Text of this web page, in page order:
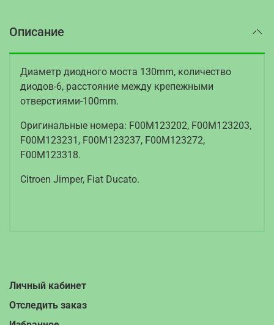
Описание
Диаметр диодного моста 130mm, количество
диодов-6, расстояние между крепежными
отверстиями-100mm.
Оригинальные номера: F00M123202, F00M123203,
F00M123231, F00M123237, F00M123272,
F00M123318.
Citroen Jimper, Fiat Ducato.
Личный кабинет
Отследить заказ